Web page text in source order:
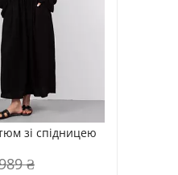
зі спідницею
₴